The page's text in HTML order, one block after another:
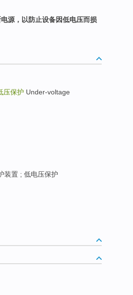
源，以防止设备因低电压而损
压保护 Under-voltage
装置 ; 低电压保护